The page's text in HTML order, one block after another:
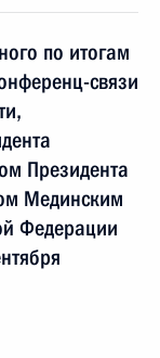
по итогам
связи
Президента
Мединским
Федерации